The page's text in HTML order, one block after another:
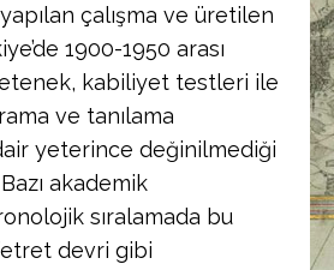
çalışma ve üretilen
1900-1950 arası
kabiliyet testleri ile
ve tanılama
yeterince değinilmediği
akademik
sıralamada bu
devri gibi